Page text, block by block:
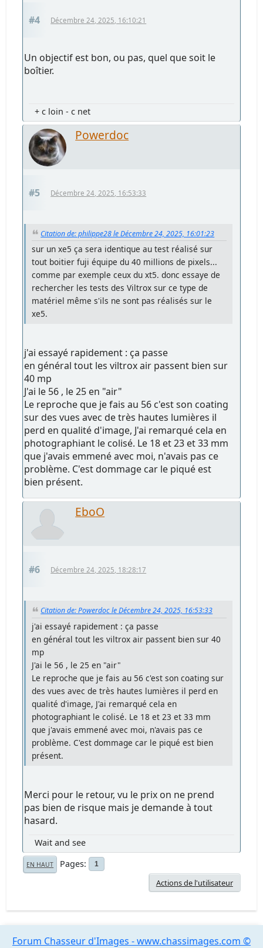
#4 Décembre 24, 2025, 16:10:21
Un objectif est bon, ou pas, quel que soit le
boîtier.
+ c loin - c net
Powerdoc
#5 Décembre 24, 2025, 16:53:33
Citation de: philippe28 le Décembre 24, 2025, 16:01:23
sur un xe5 ça sera identique au test réalisé sur
tout boitier fuji équipe du 40 millions de pixels...
comme par exemple ceux du xt5. donc essaye de
rechercher les tests des Viltrox sur ce type de
matériel même s'ils ne sont pas réalisés sur le
xe5.
j'ai essayé rapidement : ça passe
en général tout les viltrox air passent bien sur
40 mp
J'ai le 56 , le 25 en "air"
Le reproche que je fais au 56 c'est son coating
sur des vues avec de très hautes lumières il
perd en qualité d'image, J'ai remarqué cela en
photographiant le colisé. Le 18 et 23 et 33 mm
que j'avais emmené avec moi, n'avais pas ce
problème. C'est dommage car le piqué est
bien présent.
EboO
#6 Décembre 24, 2025, 18:28:17
Citation de: Powerdoc le Décembre 24, 2025, 16:53:33
j'ai essayé rapidement : ça passe
en général tout les viltrox air passent bien sur 40
mp
J'ai le 56 , le 25 en "air"
Le reproche que je fais au 56 c'est son coating sur
des vues avec de très hautes lumières il perd en
qualité d'image, J'ai remarqué cela en
photographiant le colisé. Le 18 et 23 et 33 mm
que j'avais emmené avec moi, n'avais pas ce
problème. C'est dommage car le piqué est bien
présent.
Merci pour le retour, vu le prix on ne prend
pas bien de risque mais je demande à tout
hasard.
Wait and see
EN HAUT Pages 1
Actions de l'utilisateur
Forum Chasseur d'Images - www.chassimages.com ©